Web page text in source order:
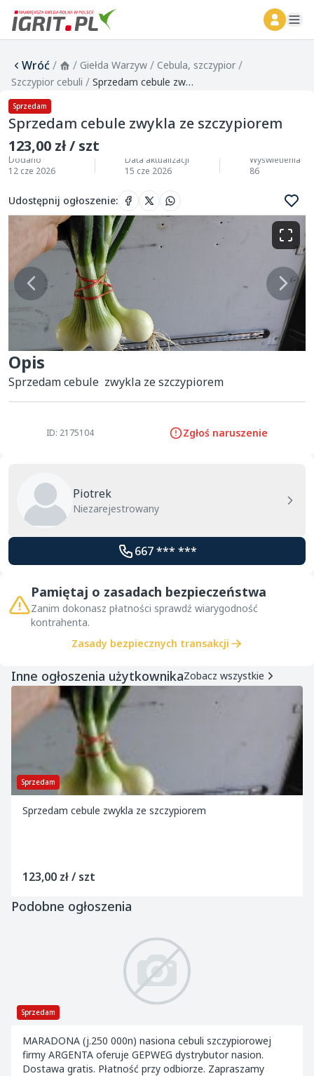
Wróć/ / Giełda Warzyw / Cebula, szczypior /
Szczypior cebuli / Sprzedam cebule zwykla ze szczypiorem
Sprzedam
Sprzedam cebule zwykla ze szczypiorem
123,00 zł / szt
Dodano
12 cze 2026
Data aktualizacji
15 cze 2026
Wyświetlenia
86
Udostępnij ogłoszenie:
Opis
Sprzedam cebule  zwykla ze szczypiorem
ID: 2175104 Zgłoś naruszenie
Piotrek
Niezarejestrowany
667 *** ***
Pamiętaj o zasadach bezpieczeństwa
Zanim dokonasz płatności sprawdź wiarygodność
kontrahenta.
Zasady bezpiecznych transakcji
Inne ogłoszenia użytkownikaZobacz wszystkie
Sprzedam
Sprzedam cebule zwykla ze szczypiorem
123,00 zł / szt
Podobne ogłoszenia
Sprzedam
MARADONA (j.250 000n) nasiona cebuli szczypiorowej
firmy ARGENTA oferuje GEPWEG dystrybutor nasion.
Dostawa gratis. Płatność przy odbiorze. Zapraszamy